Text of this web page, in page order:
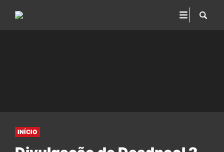
INÍCIO